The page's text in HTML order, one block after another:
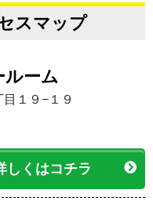
スマップ
ルーム
１９−１９
しくはコチラ